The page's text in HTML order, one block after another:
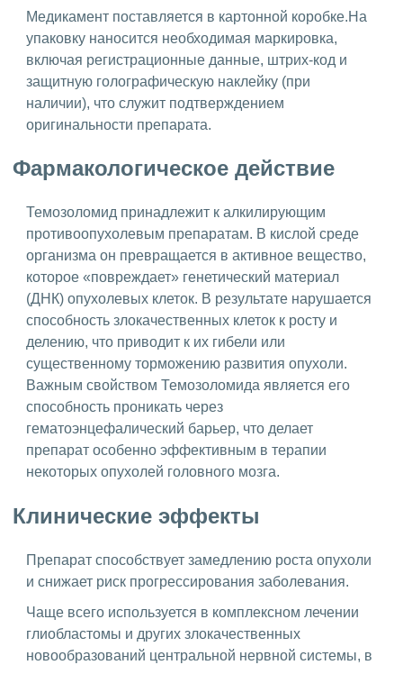
Медикамент поставляется в картонной коробке.На
упаковку наносится необходимая маркировка,
включая регистрационные данные, штрих-код и
защитную голографическую наклейку (при
наличии), что служит подтверждением
оригинальности препарата.
Фармакологическое действие
Темозоломид принадлежит к алкилирующим
противоопухолевым препаратам. В кислой среде
организма он превращается в активное вещество,
которое «повреждает» генетический материал
(ДНК) опухолевых клеток. В результате нарушается
способность злокачественных клеток к росту и
делению, что приводит к их гибели или
существенному торможению развития опухоли.
Важным свойством Темозоломида является его
способность проникать через
гематоэнцефалический барьер, что делает
препарат особенно эффективным в терапии
некоторых опухолей головного мозга.
Клинические эффекты
Препарат способствует замедлению роста опухоли
и снижает риск прогрессирования заболевания.
Чаще всего используется в комплексном лечении
глиобластомы и других злокачественных
новообразований центральной нервной системы, в